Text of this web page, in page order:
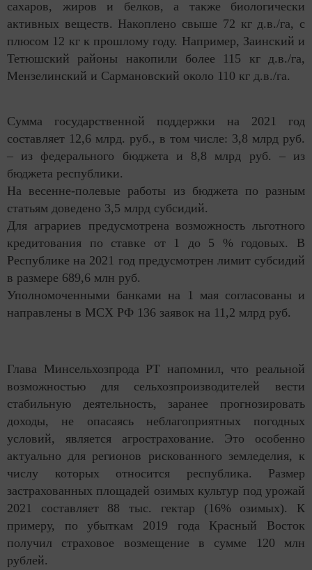
сахаров, жиров и белков, а также биологически
активных веществ. Накоплено свыше 72 кг д.в./га, с
плюсом 12 кг к прошлому году. Например, Заинский и
Тетюшский районы накопили более 115 кг д.в./га,
Мензелинский и Сармановский около 110 кг д.в./га.
Сумма государственной поддержки на 2021 год
составляет 12,6 млрд. руб., в том числе: 3,8 млрд руб.
– из федерального бюджета и 8,8 млрд руб. – из
бюджета республики.
На весенне-полевые работы из бюджета по разным
статьям доведено 3,5 млрд субсидий.
Для аграриев предусмотрена возможность льготного
кредитования по ставке от 1 до 5 % годовых. В
Республике на 2021 год предусмотрен лимит субсидий
в размере 689,6 млн руб.
Уполномоченными банками на 1 мая согласованы и
направлены в МСХ РФ 136 заявок на 11,2 млрд руб.
Глава Минсельхозпрода РТ напомнил, что реальной
возможностью для сельхозпроизводителей вести
стабильную деятельность, заранее прогнозировать
доходы, не опасаясь неблагоприятных погодных
условий, является агрострахование. Это особенно
актуально для регионов рискованного земледелия, к
числу которых относится республика. Размер
застрахованных площадей озимых культур под урожай
2021 составляет 88 тыс. гектар (16% озимых). К
примеру, по убыткам 2019 года Красный Восток
получил страховое возмещение в сумме 120 млн
рублей.